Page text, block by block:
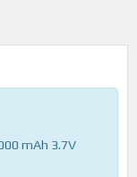
mAh 3.7V